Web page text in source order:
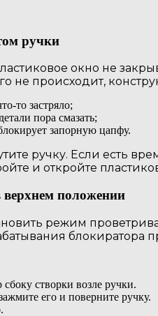
ручки
окно не
не происходит,
то застряло;
пора смазать;
запорную цапфу.
ручку. Если есть
и откройте
верхнем положении
режим
створки возле ручки.
его и поверните ручку.